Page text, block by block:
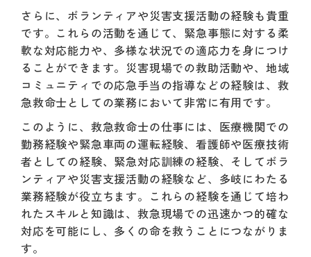
さらに、ボランティアや災害支援活動の経験も貴重
です。これらの活動を通じて、緊急事態に対する柔
軟な対応能力や、多様な状況での適応力を身につけ
ることができます。災害現場での救助活動や、地域
コミュニティでの応急手当の指導などの経験は、救
急救命士としての業務において非常に有用です。
このように、救急救命士の仕事には、医療機関での
勤務経験や緊急車両の運転経験、看護師や医療技術
者としての経験、緊急対応訓練の経験、そしてボラ
ンティアや災害支援活動の経験など、多岐にわたる
業務経験が役立ちます。これらの経験を通じて培わ
れたスキルと知識は、救急現場での迅速かつ的確な
対応を可能にし、多くの命を救うことにつながりま
す。